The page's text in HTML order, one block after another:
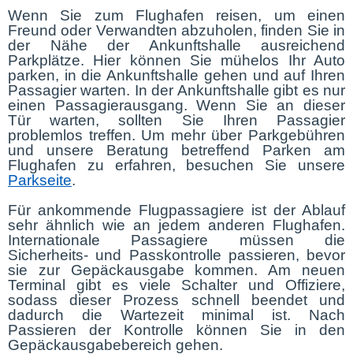
Wenn Sie zum Flughafen reisen, um einen
Freund oder Verwandten abzuholen, finden Sie in
der Nähe der Ankunftshalle ausreichend
Parkplätze. Hier können Sie mühelos Ihr Auto
parken, in die Ankunftshalle gehen und auf Ihren
Passagier warten. In der Ankunftshalle gibt es nur
einen Passagierausgang. Wenn Sie an dieser
Tür warten, sollten Sie Ihren Passagier
problemlos treffen. Um mehr über Parkgebühren
und unsere Beratung betreffend Parken am
Flughafen zu erfahren, besuchen Sie unsere
Parkseite.
Für ankommende Flugpassagiere ist der Ablauf
sehr ähnlich wie an jedem anderen Flughafen.
Internationale Passagiere müssen die
Sicherheits- und Passkontrolle passieren, bevor
sie zur Gepäckausgabe kommen. Am neuen
Terminal gibt es viele Schalter und Offiziere,
sodass dieser Prozess schnell beendet und
dadurch die Wartezeit minimal ist. Nach
Passieren der Kontrolle können Sie in den
Gepäckausgabebereich gehen.